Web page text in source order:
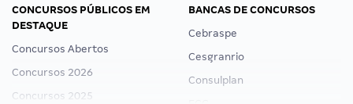
CONCURSOS PÚBLICOS EM
DESTAQUE
Concursos Abertos
Concursos 2026
Concursos 2025
BANCAS DE CONCURSOS
Cebraspe
Cesgranrio
Consulplan